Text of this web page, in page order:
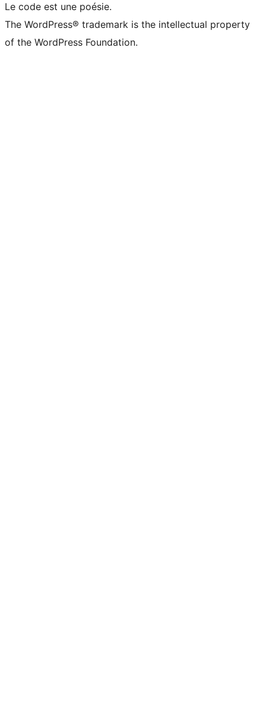
Le code est une poésie.
The WordPress® trademark is the intellectual property
of the WordPress Foundation.